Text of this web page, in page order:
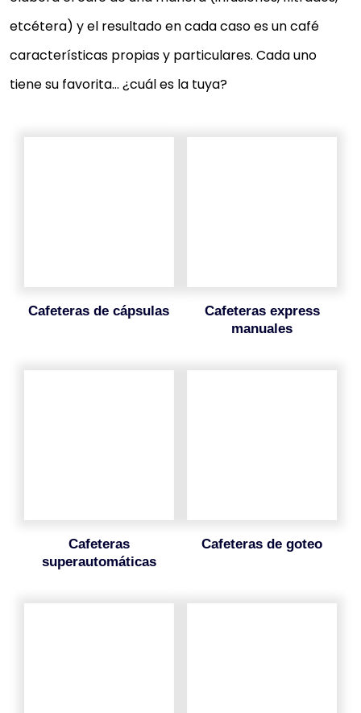
etcétera) y el resultado en cada caso es un café
características propias y particulares. Cada uno
tiene su favorita… ¿cuál es la tuya?
cafeteras de cápsulas
cafeteras express
manuales
cafeteras
superautomáticas
cafeteras de goteo